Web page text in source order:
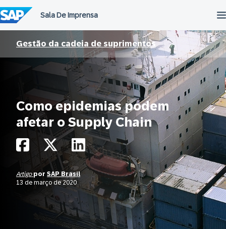
para
o
conteúdo
Gestão da cadeia de suprimentos
Como epidemias podem
afetar o Supply Chain
Artigo por SAP Brasil
13 de março de 2020